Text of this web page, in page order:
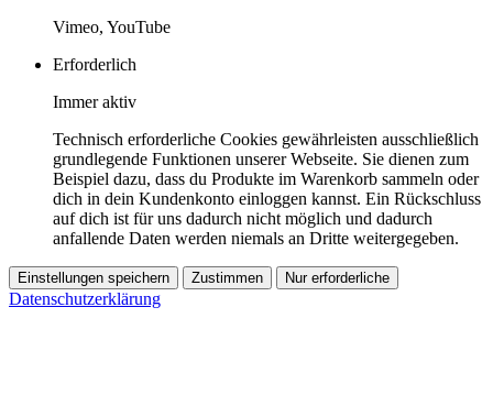
Vimeo, YouTube
Erforderlich
Immer aktiv
Technisch erforderliche Cookies gewährleisten ausschließlich
grundlegende Funktionen unserer Webseite. Sie dienen zum
Beispiel dazu, dass du Produkte im Warenkorb sammeln oder
dich in dein Kundenkonto einloggen kannst. Ein Rückschluss
auf dich ist für uns dadurch nicht möglich und dadurch
anfallende Daten werden niemals an Dritte weitergegeben.
Einstellungen speichern Zustimmen Nur erforderliche
Datenschutzerklärung